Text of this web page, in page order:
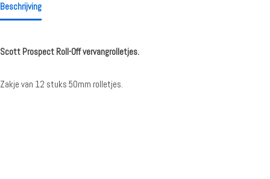
Beschrijving
Scott Prospect Roll-Off vervangrolletjes.
Zakje van 12 stuks 50mm rolletjes.